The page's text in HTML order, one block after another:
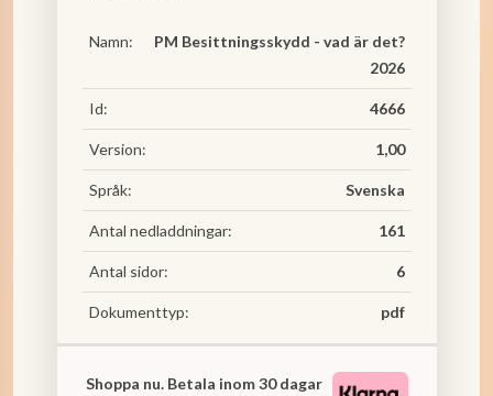
Namn:
PM Besittningsskydd - vad är det?
2026
Id: 4666
Version: 1,00
Språk: Svenska
Antal nedladdningar: 161
Antal sidor: 6
Dokumenttyp: pdf
Shoppa nu. Betala inom 30 dagar